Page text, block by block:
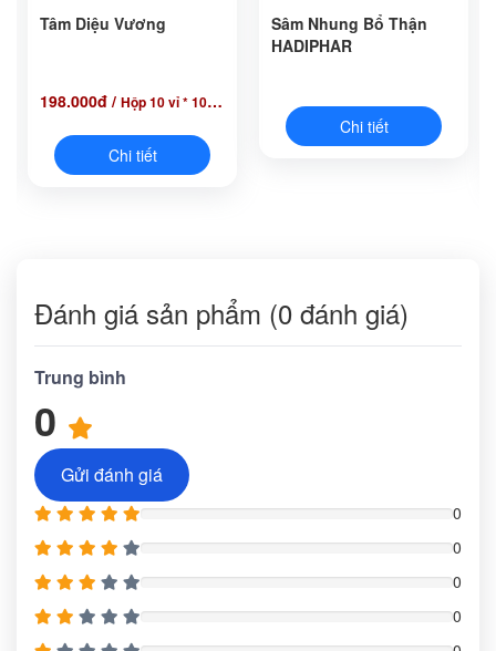
Tâm Diệu Vương
198.000đ / Hộp 10 vỉ * 10 viên nang
Chi tiết
Sâm Nhung Bổ Thận
HADIPHAR
Chi tiết
Đánh giá sản phẩm (0 đánh giá)
Trung bình
0
Gửi đánh giá
0
0
0
0